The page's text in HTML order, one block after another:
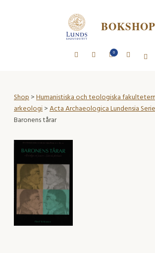
BOKSHOP
0
Shop>Humanistiska och teologiska
arkeologi>Acta Archaeologica Lundensia
Baronens tårar